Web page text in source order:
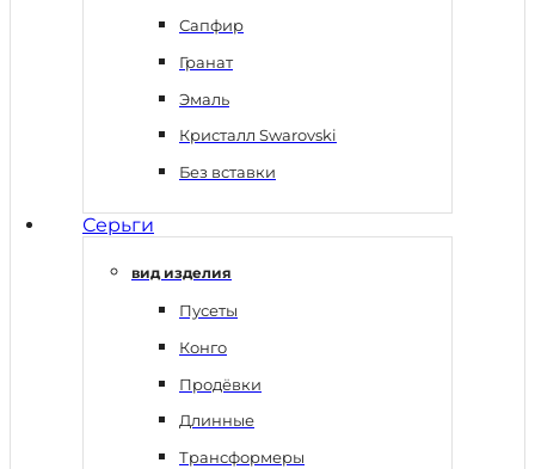
Сапфир
Гранат
Эмаль
Кристалл Swarovski
Без вставки
Серьги
вид изделия
Пусеты
Конго
Продёвки
Длинные
Трансформеры